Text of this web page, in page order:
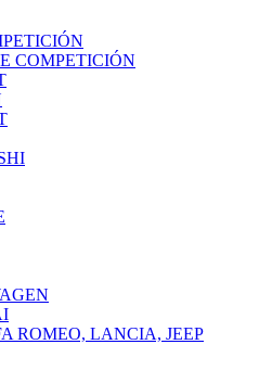
COMPETICIÓN
ROMEO, LANCIA, JEEP